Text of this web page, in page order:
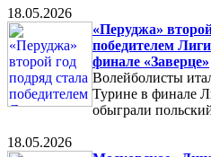
18.05.2026
«Перуджа»
победителем
финале «Заверце»
Волейболисты
Турине в финале
обыграли
18.05.2026